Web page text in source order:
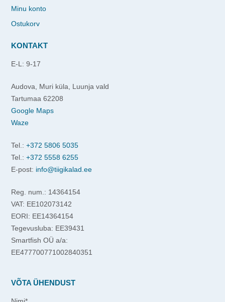
Minu konto
Ostukorv
KONTAKT
E-L: 9-17
Audova, Muri küla, Luunja vald
Tartumaa 62208
Google Maps
Waze
Tel.: +372 5806 5035
Tel.: +372 5558 6255
E-post: info@tiigikalad.ee
Reg. num.: 14364154
VAT: EE102073142
EORI: EE14364154
Tegevusluba: EE39431
Smartfish OÜ a/a:
EE477700771002840351
VÕTA ÜHENDUST